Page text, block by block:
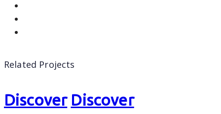
Related Projects
Discover Discover